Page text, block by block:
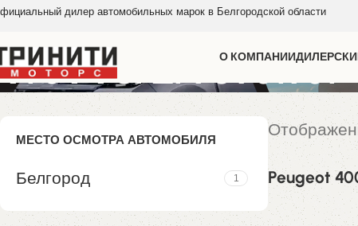
дилер автомобильных марок в Белгородской области
О КОМПАНИИ
VF3VVSFZF9U901951
МЕСТО ОСМОТРА АВТОМОБИЛЯ
Белгород 1 Peugeot
897 000,00